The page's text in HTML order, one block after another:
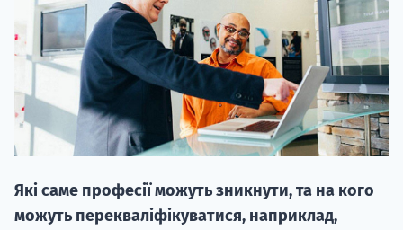
Які саме професії можуть зникнути, та на кого
можуть перекваліфікуватися, наприклад,
20.09
"Навчання
НАБІР